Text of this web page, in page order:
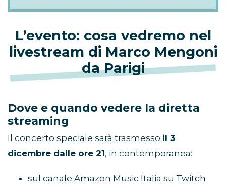
L’evento: cosa vedremo nel
livestream di Marco Mengoni
da Parigi
Dove e quando vedere la diretta
streaming
Il concerto speciale sarà trasmesso il 3
dicembre dalle ore 21, in contemporanea:
sul canale Amazon Music Italia su Twitch